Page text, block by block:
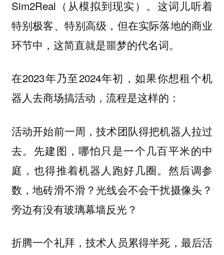
Sim2Real（从模拟到现实）。这词儿听着
特别极客、特别高级，但在实际落地的商业
环节中，这简直就是噩梦的代名词。
在2023年乃至2024年初，如果你想租个机
器人去商场搞活动，流程是这样的：
活动开始前一周，技术团队得把机器人拉过
去。先建图，哪怕只是一个几百平米的中
庭，也得推着机器人跑好几圈。然后调参
数，地砖滑不滑？光线会不会干扰摄像头？
旁边有没有玻璃幕墙反光？
折腾一个礼拜，技术人员累得半死，最后活